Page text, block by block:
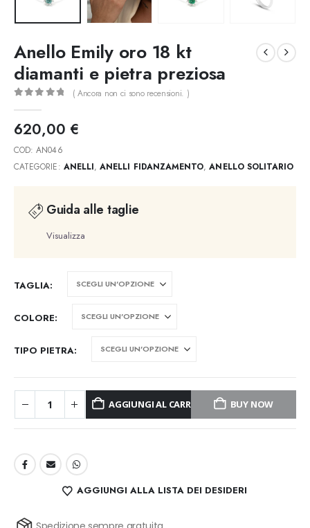
Anello Emily oro 18 kt
diamanti e pietra preziosa
( Ancora non ci sono recensioni. )
620,00 €
COD:AN046
CATEGORIE: ANELLI,ANELLI FIDANZAMENTO,ANELLO SOLITARIO
Guida alle taglie
Visualizza
TAGLIA
COLORE
TIPO PIETRA
AGGIUNGI AL CARRELLO BUY NOW
AGGIUNGI ALLA LISTA DEI DESIDERI